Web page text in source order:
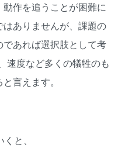
作を追うことが困難に
ありませんが、課題の
あれば選択肢として考
速度など多くの犠牲のも
言えます。
と、